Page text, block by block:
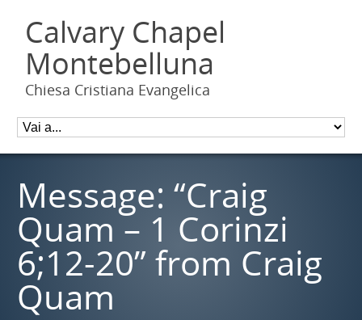
Calvary Chapel
Montebelluna
Chiesa Cristiana Evangelica
Message: “Craig
Quam – 1 Corinzi
6;12-20” from Craig
Quam